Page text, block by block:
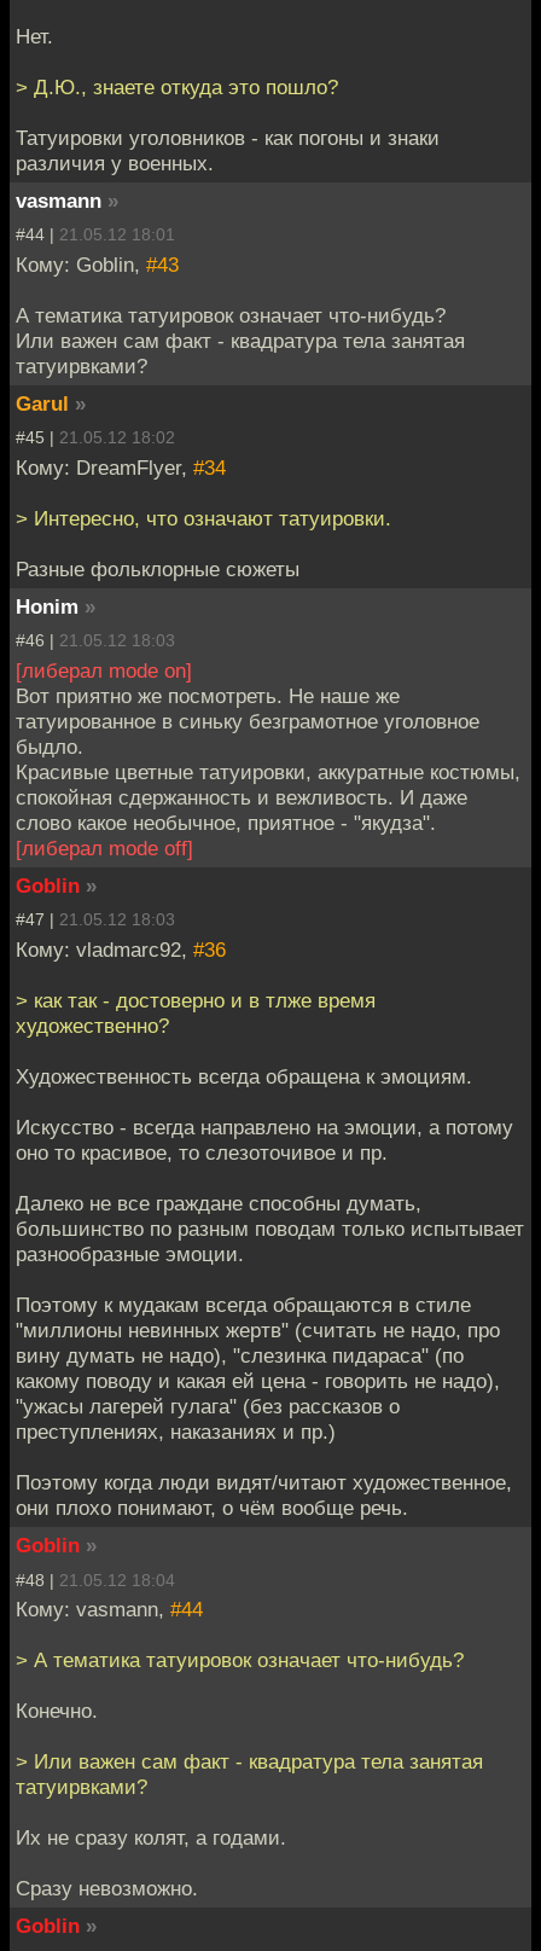
Нет.
> Д.Ю., знаете откуда это пошло?
Татуировки уголовников - как погоны и знаки
различия у военных.
vasmann »
#44 | 21.05.12 18:01
Кому: Goblin, #43
А тематика татуировок означает что-нибудь?
Или важен сам факт - квадратура тела занятая
татуирвками?
Garul »
#45 | 21.05.12 18:02
Кому: DreamFlyer, #34
> Интересно, что означают татуировки.
Разные фольклорные сюжеты
Honim »
#46 | 21.05.12 18:03
[либерал mode on]
Вот приятно же посмотреть. Не наше же
татуированное в синьку безграмотное уголовное
быдло.
Красивые цветные татуировки, аккуратные костюмы,
спокойная сдержанность и вежливость. И даже
слово какое необычное, приятное - "якудза".
[либерал mode off]
Goblin »
#47 | 21.05.12 18:03
Кому: vladmarc92, #36
> как так - достоверно и в тлже время
художественно?
Художественность всегда обращена к эмоциям.
Искусство - всегда направлено на эмоции, а потому
оно то красивое, то слезоточивое и пр.
Далеко не все граждане способны думать,
большинство по разным поводам только испытывает
разнообразные эмоции.
Поэтому к мудакам всегда обращаются в стиле
"миллионы невинных жертв" (считать не надо, про
вину думать не надо), "слезинка пидараса" (по
какому поводу и какая ей цена - говорить не надо),
"ужасы лагерей гулага" (без рассказов о
преступлениях, наказаниях и пр.)
Поэтому когда люди видят/читают художественное,
они плохо понимают, о чём вообще речь.
Goblin »
#48 | 21.05.12 18:04
Кому: vasmann, #44
> А тематика татуировок означает что-нибудь?
Конечно.
> Или важен сам факт - квадратура тела занятая
татуирвками?
Их не сразу колят, а годами.
Сразу невозможно.
Goblin »